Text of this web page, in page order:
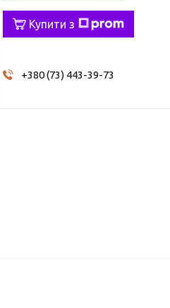
Купити з
+380 (73) 443-39-73